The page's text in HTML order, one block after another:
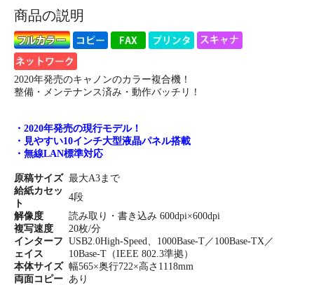
商品の説明
2020年発売のキャノンのカラー複合機！
整備・メンテナンス済み・動作バッチリ！
・2020年発売の現行モデル！
・見やすい10インチ大型液晶パネル搭載
・無線LAN標準対応
原稿サイズ 最大A3まで
給紙カセッ
ト
4段
解像度
読み取り・書き込み 600dpi×600dpi
複写速度
20枚/分
インターフ
ェイス
USB2.0High-Speed、1000Base-T／100Base-TX／
10Base-T（IEEE 802.3準拠）
本体サイズ 幅565×奥行722×高さ1118mm
両面コピー あり